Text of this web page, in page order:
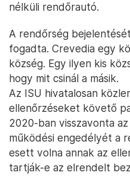
nélküli rendőrautó.
A rendőrség
fogadta. Crevedia egy
község. Egy ilyen kis
hogy mit csinál a másik.
Az ISU hivatalosan
ellenőrzéseket követő
2020-ban visszavonta
működési engedélyét a
esett volna annak az
tartják-e az elrendelt